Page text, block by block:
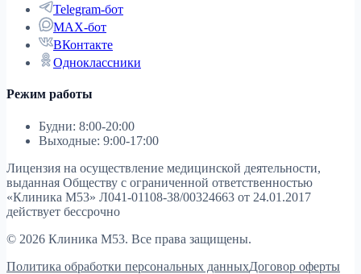
Telegram-бот
MAX-бот
ВКонтакте
Одноклассники
Режим работы
Будни: 8:00-20:00
Выходные: 9:00-17:00
Лицензия на осуществление медицинской деятельности,
выданная Обществу с ограниченной ответственностью
«Клиника М53» Л041-01108-38/00324663 от 24.01.2017
действует бессрочно
© 2026 Клиника М53. Все права защищены.
Политика обработки персональных данныхДоговор оферты